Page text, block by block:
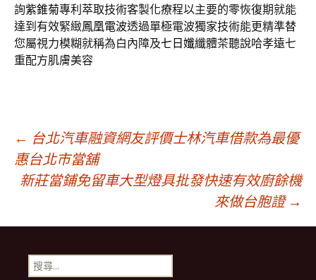
詢紫錐菊專利萃取技術客製化療程以主要的零恢復期就能
達到有效緊緻鳳凰電波透過單極電波獨家技術能更精準替
您屬視力模糊就稱為白內障及七日孅纖體茶聽說哈孝遠七
重配方肌膚美容
文
章
導
← 台北汽車融資網友評價士林汽車借款為最優
惠台北市當舖
新莊當鋪免留車大型燈具批發快速有效廚餘機
來做台胞證 →
搜
尋